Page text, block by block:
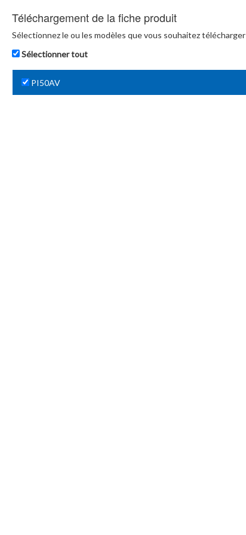
Téléchargement de la fiche produit
Sélectionnez le ou les modèles que vous souhaitez télécharger
Sélectionner tout
PI50AV